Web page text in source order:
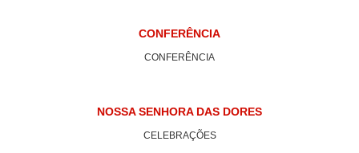
CONFERÊNCIA
CONFERÊNCIA
NOSSA SENHORA DAS DORES
CELEBRAÇÕES